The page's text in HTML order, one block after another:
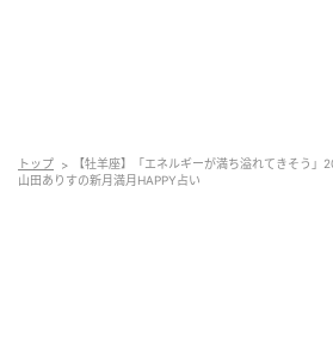
★ラッキーDAY★ 5月31日
トップ
【牡羊座】「エネルギーが満ち溢れてきそう」
山田ありすの新月満月HAPPY占い